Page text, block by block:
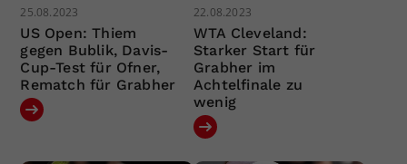
25.08.2023
US Open: Thiem
gegen Bublik, Davis-
Cup-Test für Ofner,
Rematch für Grabher
22.08.2023
WTA Cleveland:
Starker Start für
Grabher im
Achtelfinale zu
wenig